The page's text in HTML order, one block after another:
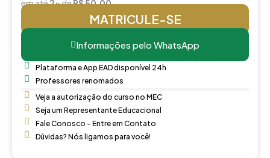
em até2xdeR$ 50,00
MATRICULE-SE
Informações pelo WhatsApp
Plataforma e App EAD disponível 24h
Professores renomados
Veja a autorização do curso no MEC
Seja um Representante Educacional
Fale Conosco - Entre em Contato
Dúvidas? Nós ligamos para você!